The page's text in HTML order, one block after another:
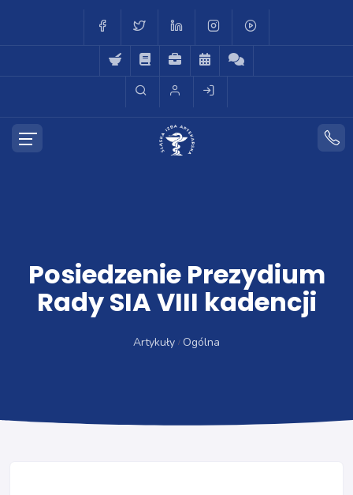
Posiedzenie Prezydium
Rady SIA VIII kadencji
Artykuły Ogólna